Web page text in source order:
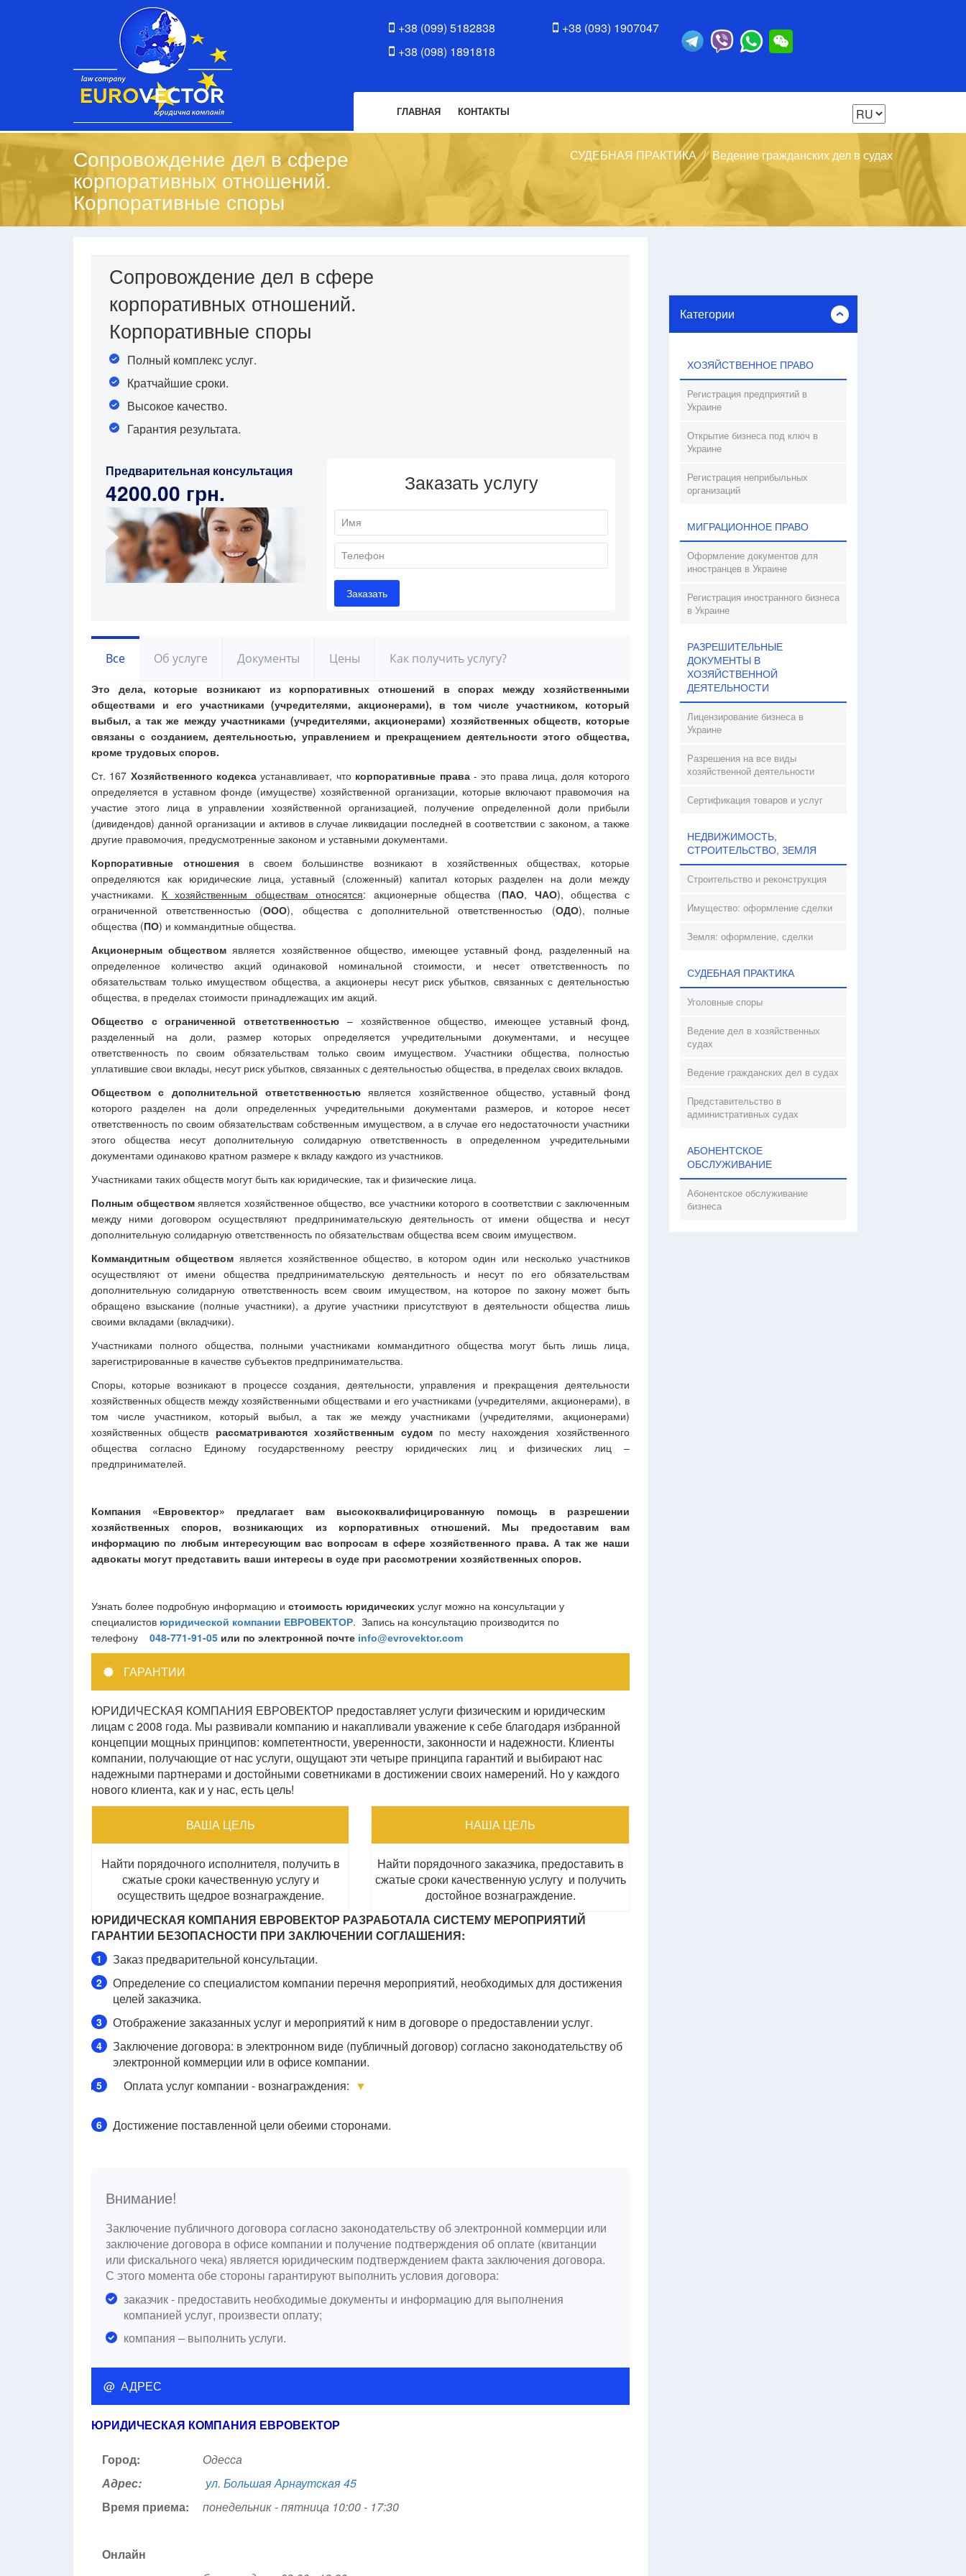
+38 (099) 5182838
+38 (098) 1891818
+38 (093) 1907047
ГЛАВНАЯ КОНТАКТЫ
Сопровождение дел в сфере
корпоративных отношений.
Корпоративные споры
СУДЕБНАЯ ПРАКТИКА Ведение гражданских дел в судах
Сопровождение дел в сфере
корпоративных отношений.
Корпоративные споры
Полный комплекс услуг.
Кратчайшие сроки.
Высокое качество.
Гарантия результата.
Предварительная консультация
4200.00 грн.
Все Об услуге Документы Цены Как получить услугу?
Это дела, которые возникают из корпоративных отношений в спорах между хозяйственными
обществами и его участниками (учредителями, акционерами), в том числе участником, который
выбыл, а так же между участниками (учредителями, акционерами) хозяйственных обществ, которые
связаны с созданием, деятельностью, управлением и прекращением деятельности этого общества,
кроме трудовых споров.
Ст. 167 Хозяйственного кодекса устанавливает, что корпоративные права- это права лица, доля которого
определяется в уставном фонде (имуществе) хозяйственной организации, которые включают правомочия на
участие этого лица в управлении хозяйственной организацией, получение определенной доли прибыли
(дивидендов) данной организации и активов в случае ликвидации последней в соответствии с законом, а также
другие правомочия, предусмотренные законом и уставными документами.
Корпоративные отношенияв своем большинстве возникают в хозяйственных обществах, которые
определяются как юридические лица, уставный (сложенный) капитал которых разделен на доли между
участниками. К хозяйственным обществам относятся: акционерные общества (ПАО, ЧАО), общества с
ограниченной ответственностью (ООО), общества с дополнительной ответственностью (ОДО), полные
общества (ПО) и коммандитные общества.
Акционерным обществом является хозяйственное общество, имеющее уставный фонд, разделенный на
определенное количество акций одинаковой номинальной стоимости, и несет ответственность по
обязательствам только имуществом общества, а акционеры несут риск убытков, связанных с деятельностью
общества, в пределах стоимости принадлежащих им акций.
Общество с ограниченной ответственностью – хозяйственное общество, имеющее уставный фонд,
разделенный на доли, размер которых определяется учредительными документами, и несущее
ответственность по своим обязательствам только своим имуществом. Участники общества, полностью
уплатившие свои вклады, несут риск убытков, связанных с деятельностью общества, в пределах своих вкладов.
Обществом с дополнительной ответственностью является хозяйственное общество, уставный фонд
которого разделен на доли определенных учредительными документами размеров, и которое несет
ответственность по своим обязательствам собственным имуществом, а в случае его недостаточности участники
этого общества несут дополнительную солидарную ответственность в определенном учредительными
документами одинаково кратном размере к вкладу каждого из участников.
Участниками таких обществ могут быть как юридические, так и физические лица.
Полным обществомявляется хозяйственное общество, все участники которого в соответствии с заключенным
между ними договором осуществляют предпринимательскую деятельность от имени общества и несут
дополнительную солидарную ответственность по обязательствам общества всем своим имуществом.
Коммандитным обществомявляется хозяйственное общество, в котором один или несколько участников
осуществляют от имени общества предпринимательскую деятельность и несут по его обязательствам
дополнительную солидарную ответственность всем своим имуществом, на которое по закону может быть
обращено взыскание (полные участники), а другие участники присутствуют в деятельности общества лишь
своими вкладами (вкладчики).
Участниками полного общества, полными участниками коммандитного общества могут быть лишь лица,
зарегистрированные в качестве субъектов предпринимательства.
Споры, которые возникают в процессе создания, деятельности, управления и прекращения деятельности
хозяйственных обществ между хозяйственными обществами и его участниками (учредителями, акционерами), в
том числе участником, который выбыл, а так же между участниками (учредителями, акционерами)
хозяйственных обществ рассматриваются хозяйственным судомпо месту нахождения хозяйственного
общества согласно Единому государственному реестру юридических лиц и физических лиц –
предпринимателей.
Компания «Евровектор» предлагает вам высококвалифицированную помощь в разрешении
хозяйственных споров, возникающих из корпоративных отношений. Мы предоставим вам
информацию по любым интересующим вас вопросам в сфере хозяйственного права. А так же наши
адвокаты могут представить ваши интересы в суде при рассмотрении хозяйственных споров.
Узнать более подробную информацию и стоимость юридических услуг можно на консультации у
специалистов юридической компании ЕВРОВЕКТОР. Запись на консультацию производится по
телефону
048-771-91-05 или по электронной почте info@evrovektor.com
ГАРАНТИИ
ЮРИДИЧЕСКАЯ КОМПАНИЯ ЕВРОВЕКТОР предоставляет услуги физическим и юридическим
лицам с 2008 года. Мы развивали компанию и накапливали уважение к себе благодаря избранной
концепции мощных принципов: компетентности, уверенности, законности и надежности. Клиенты
компании, получающие от нас услуги, ощущают эти четыре принципа гарантий и выбирают нас
надежными партнерами и достойными советниками в достижении своих намерений. Но у каждого
нового клиента, как и у нас, есть цель!
ВАША ЦЕЛЬ
Найти порядочного исполнителя, получить в
сжатые сроки качественную услугу и
осуществить щедрое вознаграждение.
НАША ЦЕЛЬ
Найти порядочного заказчика, предоставить в
сжатые сроки качественную услугу и получить
достойное вознаграждение.
ЮРИДИЧЕСКАЯ КОМПАНИЯ ЕВРОВЕКТОР РАЗРАБОТАЛА СИСТЕМУ МЕРОПРИЯТИЙ
ГАРАНТИИ БЕЗОПАСНОСТИ ПРИ ЗАКЛЮЧЕНИИ СОГЛАШЕНИЯ:
1 Заказ предварительной консультации.
2
Определение со специалистом компании перечня мероприятий, необходимых для достижения
целей заказчика.
3 Отображение заказанных услуг и мероприятий к ним в договоре о предоставлении услуг.
4
Заключение договора: в электронном виде (публичный договор) согласно законодательству об
электронной коммерции или в офисе компании.
5Оплата услуг компании - вознаграждения: ▼
6 Достижение поставленной цели обеими сторонами.
Внимание!
Заключение публичного договора согласно законодательству об электронной коммерции или
заключение договора в офисе компании и получение подтверждения об оплате (квитанции
или фискального чека) является юридическим подтверждением факта заключения договора.
С этого момента обе стороны гарантируют выполнить условия договора:
заказчик - предоставить необходимые документы и информацию для выполнения
компанией услуг, произвести оплату;
компания – выполнить услуги.
@ АДРЕС
ЮРИДИЧЕСКАЯ КОМПАНИЯ ЕВРОВЕКТОР
Город:
Одесса
Адрес:
ул. Большая Арнаутская 45
Время приема:
понедельник - пятница 10:00 - 17:30
Онлайн
Категории
ХОЗЯЙСТВЕННОЕ ПРАВО
Регистрация предприятий в
Украине
Открытие бизнеса под ключ в
Украине
Регистрация неприбыльных
организаций
МИГРАЦИОННОЕ ПРАВО
Оформление документов для
иностранцев в Украине
Регистрация иностранного бизнеса
в Украине
РАЗРЕШИТЕЛЬНЫЕ
ДОКУМЕНТЫ В
ХОЗЯЙСТВЕННОЙ
ДЕЯТЕЛЬНОСТИ
Лицензирование бизнеса в
Украине
Разрешения на все виды
хозяйственной деятельности
Сертификация товаров и услуг
НЕДВИЖИМОСТЬ,
СТРОИТЕЛЬСТВО, ЗЕМЛЯ
Строительство и реконструкция
Имущество: оформление сделки
Земля: оформление, сделки
СУДЕБНАЯ ПРАКТИКА
Уголовные споры
Ведение дел в хозяйственных
судах
Ведение гражданских дел в судах
Представительство в
административных судах
АБОНЕНТСКОЕ
ОБСЛУЖИВАНИЕ
Абонентское обслуживание
бизнеса